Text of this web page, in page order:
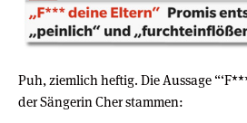
Puh, ziemlich heftig. Die Aussage
der Sängerin Cher stammen: